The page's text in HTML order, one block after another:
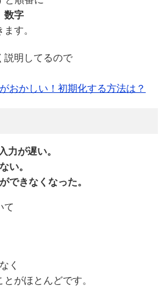
字
す。
説明してるので
おかしい！初期化する方法は？
力が遅い。
い。
できなくなった。
て
く
がほとんどです。